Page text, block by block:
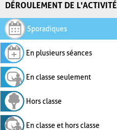
DÉROULEMENT DE L'ACTIVITÉ
Sporadiques
En plusieurs séances
En classe seulement
Hors classe
En classe et hors classe